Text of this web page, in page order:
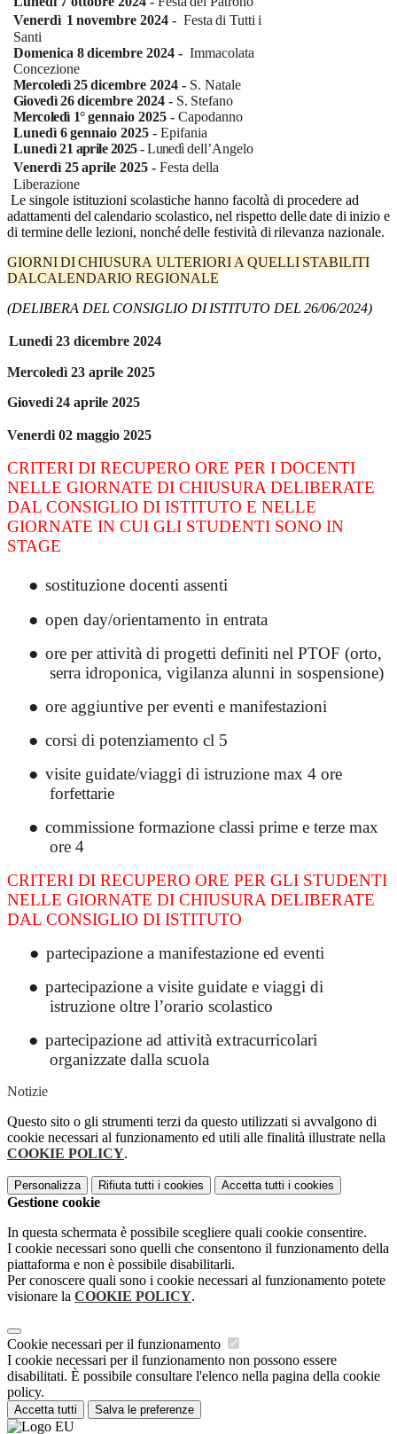
Venerdì 1 novembre 2024 - Festa di Tutti i
Santi
Domenica 8 dicembre 2024 - Immacolata
Concezione
Mercoledì 25dicembre 2024 - S. Natale
Giovedì 26dicembre 2024 - S. Stefano
Mercoledì 1°gennaio 2025 - Capodanno
Lunedì 6 gennaio 2025 - Epifania
Lunedì21 aprile 2025 -Lunedìdell’Angelo
Venerdì 25 aprile 2025 - Festa della
Liberazione
Le singole istituzioni scolastiche hanno facoltà di procedere ad
adattamenti del calendario scolastico, nel rispetto delle date di inizio e
di termine delle lezioni, nonché delle festività di rilevanza nazionale.
GIORNIDI CHIUSURA ULTERIORI A QUELLI STABILITI
DALCALENDARIO REGIONALE
(DELIBERA DEL CONSIGLIO DI ISTITUTO DEL 26/06/2024)
Lunedi 23 dicembre 2024
Mercoledì 23 aprile 2025
Giovedi 24 aprile 2025
Venerdi 02 maggio 2025
CRITERI DI RECUPERO ORE PER I DOCENTI
NELLE GIORNATE DI CHIUSURA DELIBERATE
DAL CONSIGLIO DI ISTITUTO E NELLE
GIORNATE IN CUI GLI STUDENTI SONO IN
STAGE
● sostituzione docenti assenti
● open day/orientamento in entrata
● ore per attività di progetti definiti nel PTOF (orto,
serra idroponica, vigilanza alunni in sospensione)
● ore aggiuntive per eventi e manifestazioni
● corsi di potenziamento cl 5
● visite guidate/viaggi di istruzione max 4 ore
forfettarie
● commissione formazione classi prime e terze max
ore 4
CRITERI DI RECUPERO ORE PER GLI STUDENTI
NELLE GIORNATE DI CHIUSURA DELIBERATE
DAL CONSIGLIO DI ISTITUTO
● partecipazione a manifestazione ed eventi
● partecipazione a visite guidate e viaggi di
istruzione oltre l’orario scolastico
● partecipazione ad attività extracurricolari
organizzate dalla scuola
Notizie
Questo sito o gli strumenti terzi da questo utilizzati si avvalgono di
cookie necessari al funzionamento ed utili alle finalità illustrate nella
COOKIE POLICY.
Personalizza Rifiuta tutti i cookies Accetta tutti i cookies
Gestione cookie
In questa schermata è possibile scegliere quali cookie consentire.
I cookie necessari sono quelli che consentono il funzionamento della
piattaforma e non è possibile disabilitarli.
Per conoscere quali sono i cookie necessari al funzionamento potete
visionare la COOKIE POLICY.
Cookie necessari per il funzionamento
I cookie necessari per il funzionamento non possono essere
disabilitati. È possibile consultare l'elenco nella pagina della cookie
policy.
Accetta tutti Salva le preferenze